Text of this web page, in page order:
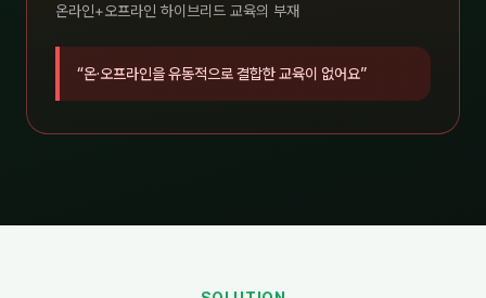
온라인+오프라인 하이브리드 교육의 부재
“온·오프라인을 유동적으로 결합한 교육이 없어요”